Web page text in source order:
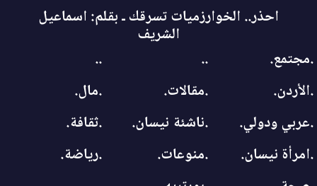
احذر.. الخوارزميات تسرقك ـ بقلم: اسماعيل
الشريف
.مجتمع.
..
..
.الأردن.
.مقالات.
.مال.
.عربي ودولي.
.ناشئة نيسان.
.ثقافة.
.امرأة نيسان.
.منوعات.
.رياضة.